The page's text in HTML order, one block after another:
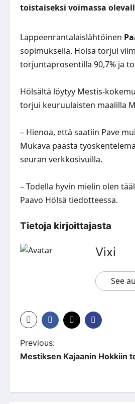
toistaiseksi voimassa
Lappeenrantalaislähtöinen
sopimuksella. Hölsä torjui
torjuntaprosentilla 90,7% ja
Hölsältä löytyy Mestis-
torjui keuruulaisten maalilla
– Hienoa, että saatiin Pave
Mukava päästä
seuran verkkosivuilla.
– Todella hyvin mielin olen
Paavo Hölsä tiedotteessa.
Tietoja kirjoittajasta
Vixi
See
P
o
Previous:
Mestiksen Kajaanin Hokkiin